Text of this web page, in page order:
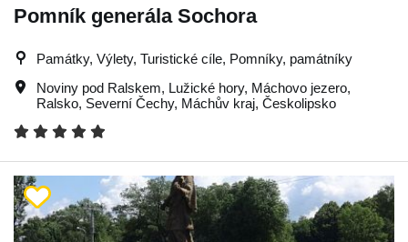
Pomník generála Sochora
Památky, Výlety, Turistické cíle, Pomníky, památníky
Noviny pod Ralskem, Lužické hory, Máchovo jezero,
Ralsko, Severní Čechy, Máchův kraj, Českolipsko